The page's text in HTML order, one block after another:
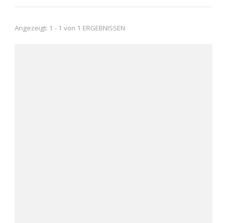
Angezeigt: 1 - 1 von 1 ERGEBNISSEN